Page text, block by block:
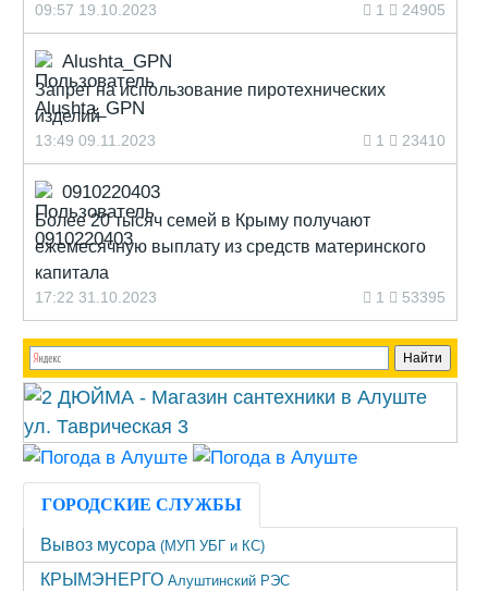
09:57 19.10.2023 1 24905
Alushta_GPN
Запрет на использование пиротехнических
изделий
13:49 09.11.2023 1 23410
0910220403
Более 20 тысяч семей в Крыму получают
ежемесячную выплату из средств материнского
капитала
17:22 31.10.2023 1 53395
ГОРОДСКИЕ СЛУЖБЫ
Вывоз мусора (МУП УБГ и КС)
КРЫМЭНЕРГО Алуштинский РЭС